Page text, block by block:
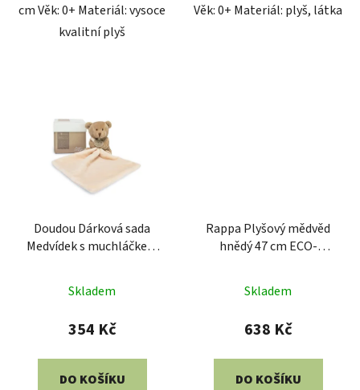
cm Věk: 0+ Materiál: vysoce
kvalitní plyš
Věk: 0+ Materiál: plyš, látka
Doudou Dárková sada
Medvídek s muchláčkem
Skladem
354 Kč
DO KOŠÍKU
Rappa Plyšový mědvěd
hnědý 47 cm ECO-
Skladem
638 Kč
DO KOŠÍKU